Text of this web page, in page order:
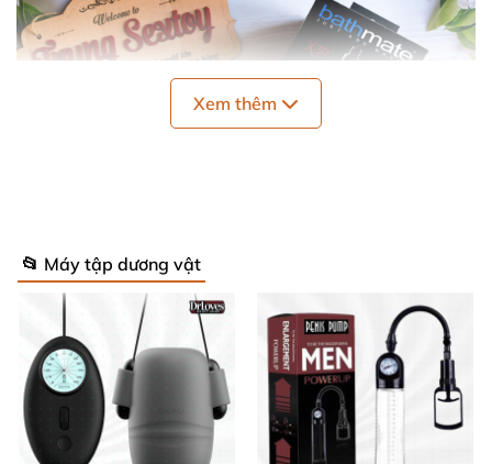
Máy Bơm Dương Vật Hydromax X30 Tăng Kích Thước
Bathmate
Thương hiệu uy tín và công nghệ hàng đầu
từ Mỹ 🇺🇸
Xem thêm
📂 Máy tập dương vật